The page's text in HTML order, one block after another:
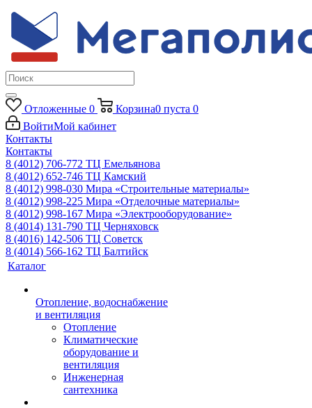
Отложенные 0 Корзина0 пуста 0
ВойтиМой кабинет
Контакты
Контакты
8 (4012) 706-772 ТЦ Емельянова
8 (4012) 652-746 ТЦ Камский
8 (4012) 998-030 Мира «Строительные материалы»
8 (4012) 998-225 Мира «Отделочные материалы»
8 (4012) 998-167 Мира «Электрооборудование»
8 (4014) 131-790 ТЦ Черняховск
8 (4016) 142-506 ТЦ Советск
8 (4014) 566-162 ТЦ Балтийск
Каталог
Отопление, водоснабжение
и вентиляция
Отопление
Климатические
оборудование и
вентиляция
Инженерная
сантехника